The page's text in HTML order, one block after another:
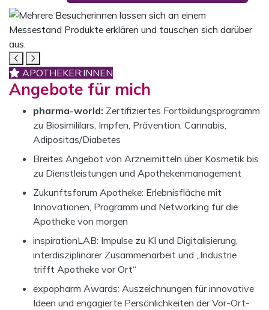
Mediengalerie zur pharma-world
Das Karussell enthält ein Video und sechs Bilder. Mit den
APOTHEKER:INNEN
Angebote für mich
pharma-world: Zertifiziertes Fortbildungsprogramm
zu Biosimililars, Impfen, Prävention, Cannabis,
Adipositas/Diabetes
Breites Angebot von Arzneimitteln über Kosmetik bis
zu Dienstleistungen und Apothekenmanagement
Zukunftsforum Apotheke: Erlebnisfläche mit
Innovationen, Programm und Networking für die
Apotheke von morgen
inspirationLAB: Impulse zu KI und Digitalisierung,
interdisziplinärer Zusammenarbeit und „Industrie
trifft Apotheke vor Ort“
expopharm Awards: Auszeichnungen für innovative
Ideen und engagierte Persönlichkeiten der Vor-Ort-